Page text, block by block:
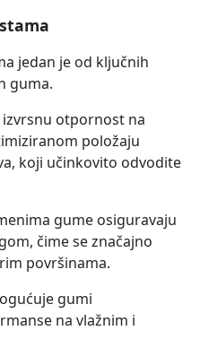
jedan je od ključnih
guma.
izvrsnu otpornost na
položaju
koji učinkovito odvodite
gume osiguravaju
čime se značajno
površinama.
gumi
na vlažnim i